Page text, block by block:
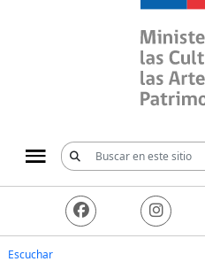
Ministerio
Escuchar